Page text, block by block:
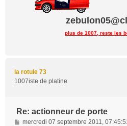
plus de 1007, reste les
la rotule 73
1007iste de platine
Re: actionneur de porte
M
mercredi 07 septembre 2011,